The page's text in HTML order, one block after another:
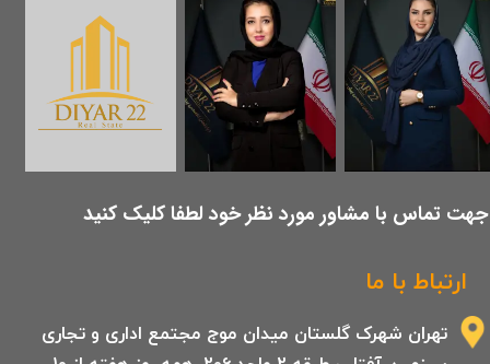
ارتباط با ما
تهران شهرک گلستان میدان موج مجتمع اداری و تجاری
​جهت تماس با مشاور مورد نظر خود لطفا کلیک کنید